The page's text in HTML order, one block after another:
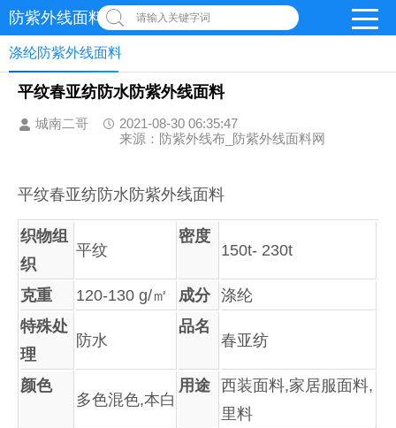
防紫外线面料网 请输入关键字词
涤纶防紫外线面料
平纹春亚纺防水防紫外线面料
城南二哥
2021-08-30 06:35:47
来源：防紫外线布_防紫外线面料网
平纹春亚纺防水防紫外线面料
织物组
织
平纹
密度
150t- 230t
克重 120-130 g/㎡ 成分 涤纶
特殊处
理
防水
品名
春亚纺
颜色
多色混色,本白
用途 西装面料,家居服面料,
里料